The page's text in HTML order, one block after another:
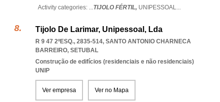
Activity categories: ...TIJOLO FÉRTIL, UNIPESSOAL...
Tijolo De Larimar, Unipessoal, Lda
R 9 47 2ºESQ., 2835-514, SANTO ANTONIO CHARNECA
BARREIRO, SETUBAL
Construção de edifícios (residenciais e não residenciais)
UNIP
Ver empresa Ver no Mapa